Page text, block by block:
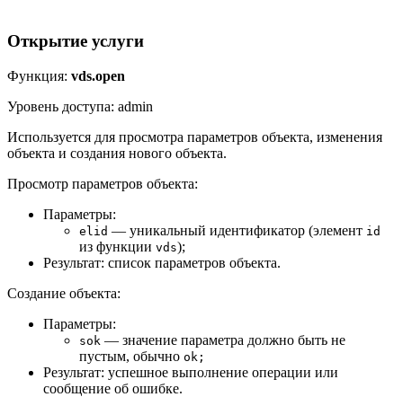
Открытие услуги
Функция: vds.open
Уровень доступа: admin
Используется для просмотра параметров объекта, изменения
объекта и создания нового объекта.
Просмотр параметров объекта:
Параметры:
elid — уникальный идентификатор (элемент id
из функции vds);
Результат: список параметров объекта.
Создание объекта:
Параметры:
sok — значение параметра должно быть не
пустым, обычно ok;
Результат: успешное выполнение операции или
сообщение об ошибке.